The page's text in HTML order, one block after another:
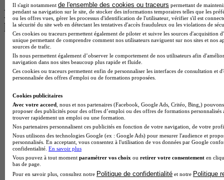
Les intitulés de diplôme par alternance
les plus recherchés
BTS Esf en alternance
BTS Dietetique en alternance
BTS Mco en alternance
BTS Pi en alternance
Master CCA en alternance
BTS Ndrc en alternance
BTS Sam en alternance
Cap Fleuriste en alternance
BTS Sio en alternance
MSc Marketing Digital en alternance
BTS Gpme en alternance
Cap Electricien en alternance
BTS Gpn en alternance
BTS Domotique en alternance
Il s'agit notamment de l'ensemble des cookies ou traceurs permettant de
pendant sa navigation sur le site, de stocker des informations temporaires telles que les
ou les offres vues, gérer les processus d'identification de l'utilisateur, vérifier s'il est
la sécurité du site web en détectant les tentatives d'accès frauduleux ou les violations de
Ces cookies ou traceurs permettent également de piloter et suivre les sources d'acquisition
unique permettant de comprendre comment nos utilisateurs naviguent sur nos sites et nos
sources de trafic.
Ils nous permettent également d’observer le comportement de nos utilisateurs afin
navigation dans nos sites beaucoup plus rapide et fluide.
Ces cookies ou traceurs permettent enfin de personnaliser les interfaces de consultation et
personnalisée des offres d'emploi ou de formations proposées.
Cookies publicitaires
Avec votre accord , nous et nos partenaires (Facebook, Google Ads, Critéo, Bing,)
proposer des publicités pour des offres d’emploi ou des offres de formations
trouver rapidement un emploi ou une formation.
Nos partenaires personnalisent ces publicités en fonction de votre navigation, de votre
Nous utilisons des technologies Google (ex : Google Ads) pour mesurer l'audience et
personnalisés. En acceptant, vous consentez à l'utilisation de vos données par Google
confidentialité. En savoir plus
Vous pouvez à tout moment paramétrer vos choix ou retirer votre consentement en
bas de page.
Pour en savoir plus, consultez notre Politique de confidentialité et notre Politique